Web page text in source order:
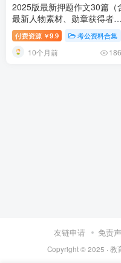
2025版最新押题作文30篇（
最新人物素材、勋章获得者）
——公考申论高分必背神器，
上岸考生人手一份！2025公考
申论押题作文30篇 | 含最新人
付费资源 ￥9.9 考公资料合集
10个月前 186
友链申请 免责
Copyright © 2025 · 教